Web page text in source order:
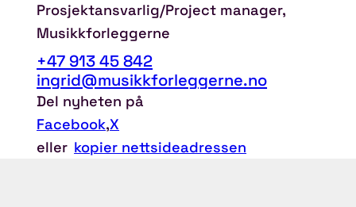
Prosjektansvarlig/Project manager,
Musikkforleggerne
+47 913 45 842
ingrid@musikkforleggerne.no
Del nyheten på
Facebook,X
eller kopier nettsideadressen